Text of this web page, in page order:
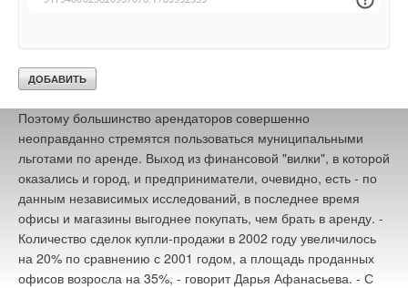
метрах, которые принадлежат коммерческим структурам и
Поэтому большинство арендаторов совершенно
неоправданно стремятся пользоваться муниципальными
льготами по аренде. Выход из финансовой "вилки", в которой
оказались и город, и предприниматели, очевидно, есть - по
данным независимых исследований, в последнее время
офисы и магазины выгоднее покупать, чем брать в аренду. -
Количество сделок купли-продажи в 2002 году увеличилось
на 20% по сравнению с 2001 годом, а площадь проданных
офисов возросла на 35%, - говорит Дарья Афанасьева. - С